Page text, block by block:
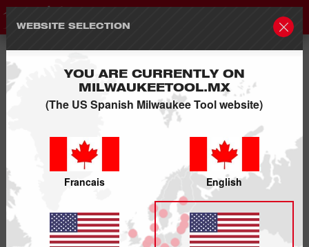
WEBSITE SELECTION
YOU ARE CURRENTLY ON
MILWAUKEETOOL.MX
(The US Spanish Milwaukee Tool website)
Francais English